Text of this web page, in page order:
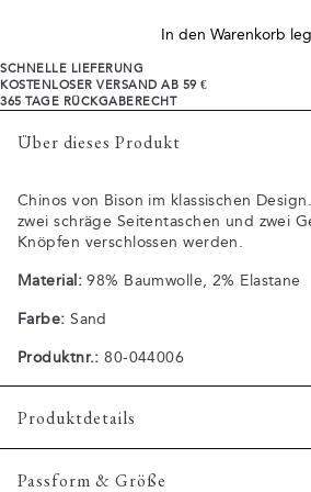
In den Warenkorb
SCHNELLE LIEFERUNG
KOSTENLOSER VERSAND AB 59 €
365 TAGE RÜCKGABERECHT
Über dieses Produkt
Chinos von Bison im klassischen
zwei schräge Seitentaschen und zwei
Knöpfen verschlossen werden.
Material:98% Baumwolle, 2% Elastane
Farbe: Sand
Produktnr.: 80-044006
Produktdetails
Wird mit Reißverschluss geschlossen.
Passform & Größe